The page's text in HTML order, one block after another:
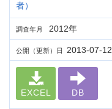
者）
調査年月 2012年
公開（更新）日 2013-07-12
EXCEL DB